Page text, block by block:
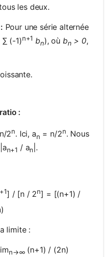
les deux.
Pour une série alternée
∑ (-1)n+1 bn), où bn > 0,
:
2n. Ici, an = n/2n. Nous
|an+1 / an |.
] / [n / 2n] = [(n+1) /
limite :
n→∞(n+1) / (2n)